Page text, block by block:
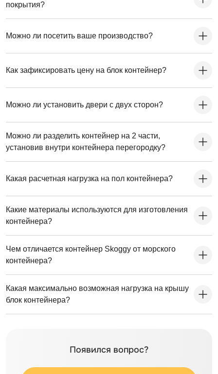
покрытия?
Можно ли посетить ваше производство?
Как зафиксировать цену на блок контейнер?
Можно ли установить двери с двух сторон?
Можно ли разделить контейнер на 2 части,
установив внутри контейнера перегородку?
Какая расчетная нагрузка на пол контейнера?
Какие материалы используются для изготовления
контейнера?
Чем отличается контейнер Skoggy от морского
контейнера?
Какая максимально возможная нагрузка на крышу
блок контейнера?
Появился вопрос?